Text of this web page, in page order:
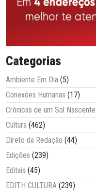
Categorias
Ambiente Em Dia (5)
Conexões Humanas (17)
Crônicas de um Sol Nascente
Cultura (462)
Direto da Redação (44)
Edições (239)
Editais (45)
EDITH CULTURA (239)